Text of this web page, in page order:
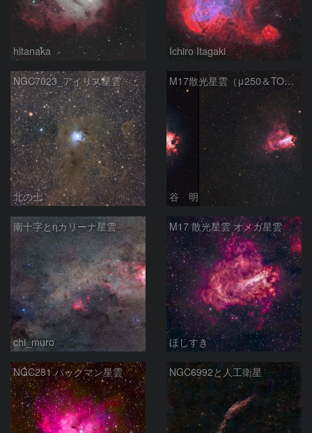
hltanaka Ichiro Itagaki
NGC7023_アイリス星雲
北の士
M17散光星雲（μ250＆TOA130）
谷 明
南十字とηカリーナ星雲
chi_muro
M17 散光星雲 オメガ星雲
ほしすき
NGC281 パックマン星雲 NGC6992と人工衛星